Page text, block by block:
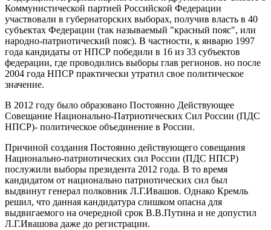
Коммунистической партией Российской Федерации
участвовали в губернаторских выборах, получив власть в 40
субъектах Федерации (так называемый "красный пояс", или
народно-патриотический пояс). В частности, к январю 1997
года кандидаты от НПСР победили в 16 из 33 субъектов
федерации, где проводились выборы глав регионов. но после
2004 года НПСР практически утратил свое политическое
значение.
В 2012 году было образовано Постоянно Действующее
Совещание Национально-Патриотических Сил России (ПДС
НПСР)- политическое объединение в России.
Причиной создания Постоянно действующего совещания
Национально-патриотических сил России (ПДС НПСР)
послужили выборы президента 2012 года. В то время
кандидатом от национально патриотических сил был
выдвинут генерал полковник Л.Г.Ивашов. Однако Кремль
решил, что данная кандидатура слишком опасна для
выдвигаемого на очередной срок В.В.Путина и не допустил
Л.Г.Ивашова даже до регистрации.